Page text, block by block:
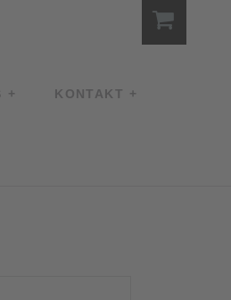
KONTAKT